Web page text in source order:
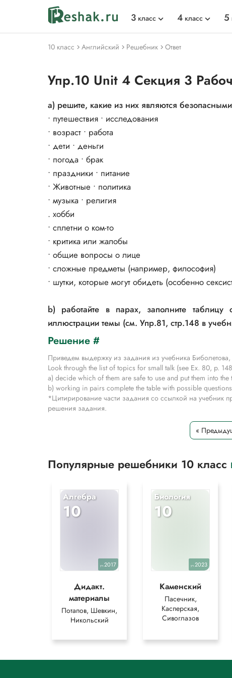
3 класс 4 класс 5
10 класс Английский Решебник Ответ
Упр.10 Unit 4 Секция 3
а) решите, какие из них являются
• путешествия • исследования
• возраст • работа
• дети • деньги
• погода • брак
• праздники • питание
• Животные • политика
• музыка • религия
. хобби
• сплетни о ком-то
• критика или жалобы
• общие вопросы о лице
• сложные предметы (например, философия)
• шутки, которые могут обидеть (особенно
b) работайте в парах, заполните
иллюстрации темы (см. Упр.81, стр.148 в
Решение #
Приведем выдержку из задания из учебника
Look through the list of topics for small talk (see Ex. 80, p.
a) decide which of them are safe to use and put them into the
b) working in pairs complete the table with possible
*Цитирирование части задания со ссылкой на учебник
решения задания.
«
Популярные решебники 10 класс
Алгебра
10
уч.2017
Дидакт.
материалы
Потапов, Шевкин,
Никольский
Биология
10
уч.2023
Каменский
Пасечник,
Касперская,
Сивоглазов